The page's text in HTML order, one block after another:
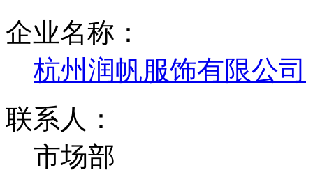
企业名称：
杭州润帆服饰有限公司
联系人：
市场部